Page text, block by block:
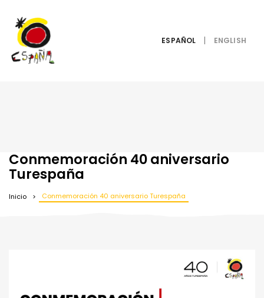
ESPAÑOL
Conmemoración 40 aniversario
Turespaña
Inicio Conmemoración 40 aniversario Turespaña